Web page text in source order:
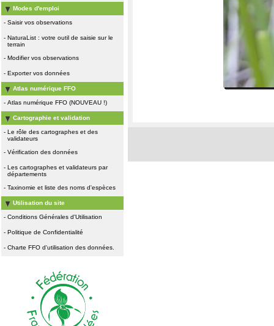
Modes d'emploi
- Saisir vos observations
- NaturaList : votre outil de saisie sur le
terrain
- Modifier vos observations
- Exporter vos données
Atlas numérique FFO
- Atlas numérique FFO (NOUVEAU !)
Cartographie et validation
- Le rôle des cartographes et des
validateurs
- Vérification des données
- Les cartographes et validateurs par
départements
- Taxinomie et liste des noms d'espèces
Utilisation du site
- Conditions Générales d'Utilisation
- Politique de Confidentialité
- Charte FFO d'utilisation des données.